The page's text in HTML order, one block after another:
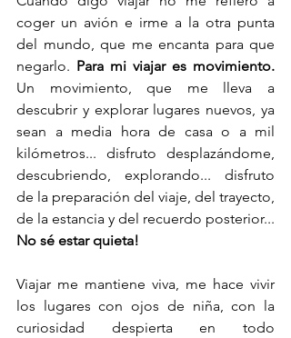
coger un avión e irme a la otra punta
del mundo, que me encanta para que
negarlo. Para mi viajar es movimiento.
Un movimiento, que me lleva a
descubrir y explorar lugares nuevos, ya
sean a media hora de casa o a mil
kilómetros... disfruto desplazándome,
descubriendo, explorando... disfruto
de la preparación del viaje, del trayecto,
No sé estar quieta!
Viajar me mantiene viva, me hace vivir
los lugares con ojos de niña, con la
curiosidad despierta en todo